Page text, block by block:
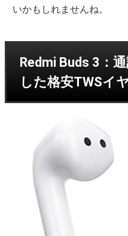
いかもしれませんね。
Redmi Buds 3：
した格安TWSイ